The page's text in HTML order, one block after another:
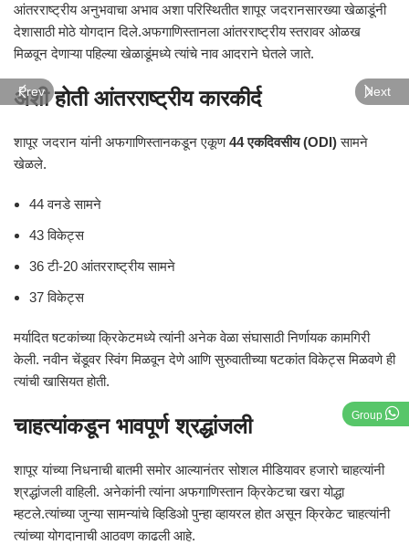
Group
आंतरराष्ट्रीय अनुभवाचा अभाव अशा परिस्थितीत शापूर जदरानसारख्या खेळाडूंनी
देशासाठी मोठे योगदान दिले.अफगाणिस्तानला आंतरराष्ट्रीय स्तरावर ओळख
मिळवून देणाऱ्या पहिल्या खेळाडूंमध्ये त्यांचे नाव आदराने घेतले जाते.
अशी होती आंतरराष्ट्रीय कारकीर्द
शापूर जदरान यांनी अफगाणिस्तानकडून एकूण44 एकदिवसीय (ODI)सामने
खेळले.
44 वनडे सामने
43 विकेट्स
36 टी-20 आंतरराष्ट्रीय सामने
37 विकेट्स
मर्यादित षटकांच्या क्रिकेटमध्ये त्यांनी अनेक वेळा संघासाठी निर्णायक कामगिरी
केली. नवीन चेंडूवर स्विंग मिळवून देणे आणि सुरुवातीच्या षटकांत विकेट्स मिळवणे ही
त्यांची खासियत होती.
चाहत्यांकडून भावपूर्ण श्रद्धांजली
शापूर यांच्या निधनाची बातमी समोर आल्यानंतर सोशल मीडियावर हजारो चाहत्यांनी
श्रद्धांजली वाहिली. अनेकांनी त्यांना अफगाणिस्तान क्रिकेटचा खरा योद्धा
म्हटले.त्यांच्या जुन्या सामन्यांचे व्हिडिओ पुन्हा व्हायरल होत असून क्रिकेट चाहत्यांनी
त्यांच्या योगदानाची आठवण काढली आहे.
Prev Next